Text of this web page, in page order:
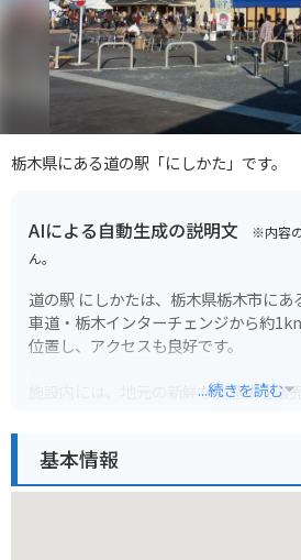
栃木県にある道の駅「にしかた」です。
AIによる自動生成の説明文 ※内容の
ん。
道の駅 にしかたは、栃木県栃木市に
車道・栃木インターチェンジから約
位置し、アクセスも良好です。
施設内には、地元の新鮮な農産物を販
食事処では、地元産の食材を使用した
などが味わえます。
...続きを読む
基本情報